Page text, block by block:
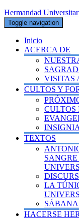
Hermandad
Toggle navigation
Inicio
ACERCA DE
VISITAS
CULTOS Y
CULTOS
TEXTOS
LA
HACERSE